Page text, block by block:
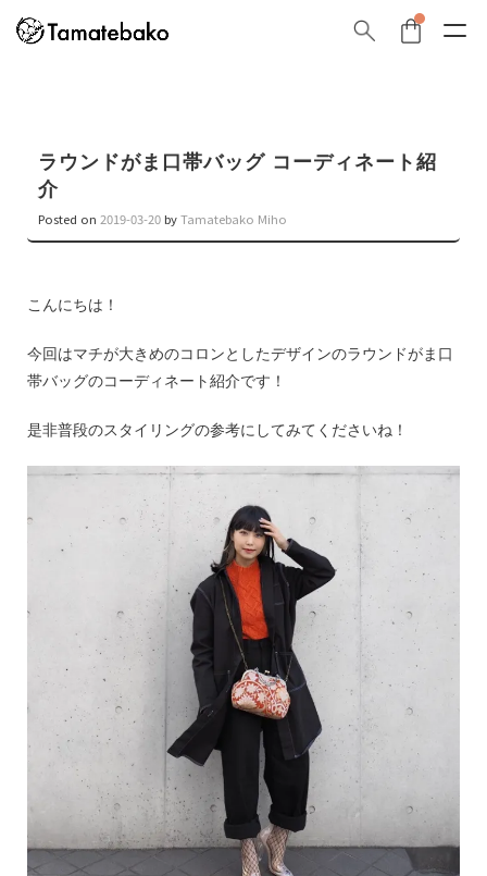
ラウンドがま口帯バッグ コーディネート紹
介
Posted on 2019-03-20 byTamatebako Miho
こんにちは！
今回はマチが大きめのコロンとしたデザインのラウンドがま口
帯バッグのコーディネート紹介です！
是非普段のスタイリングの参考にしてみてくださいね！